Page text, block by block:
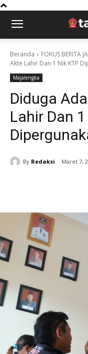
Beranda FOKUS BERITA
Akte Lahir Dan 1 Nik KTP
Majalengka
Diduga
Lahir Dan
By Redaksi Maret 7,